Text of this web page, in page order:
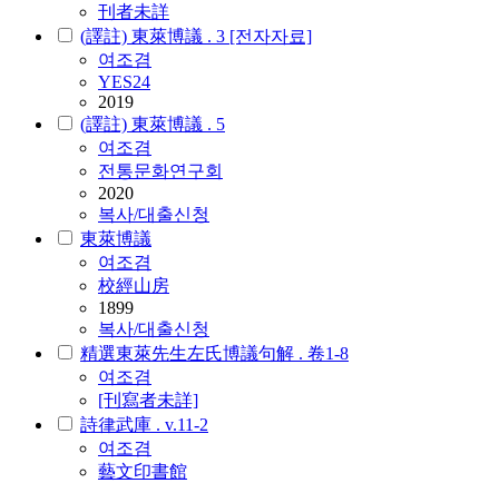
刊者未詳
(譯註) 東萊博議 . 3 [전자자료]
여조겸
YES24
2019
(譯註) 東萊博議 . 5
여조겸
전통문화연구회
2020
복사/대출신청
東萊博議
여조겸
校經山房
1899
복사/대출신청
精選東萊先生左氏博議句解 . 卷1-8
여조겸
[刊寫者未詳]
詩律武庫 . v.11-2
여조겸
藝文印書館